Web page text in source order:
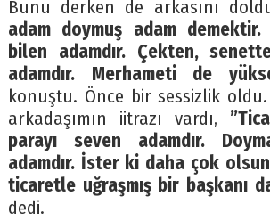
Bunu derken de arkasını
adam doymuş adam demektir.
bilen adamdır. Çekten,
adamdır. Merhameti de
konuştu. Önce bir sessizlik
arkadaşımın iitrazı vardı,
parayı seven adamdır.
adamdır. İster ki daha çok
ticaretle uğraşmış bir başkanı
dedi.